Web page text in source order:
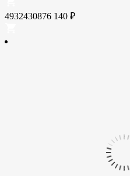
4932430876 140 ₽